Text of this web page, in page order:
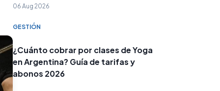
06 Aug 2026
GESTIÓN
¿Cuánto cobrar por clases de Yoga
en Argentina? Guía de tarifas y
abonos 2026